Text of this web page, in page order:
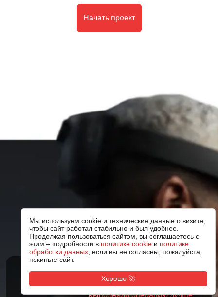
Начать проект
обученных в VR-приложении,
выполнили операцию лучше
Мы используем cookie и технические данные о визите,
чтобы сайт работал стабильно и был удобнее.
Продолжая пользоваться сайтом, вы соглашаетесь с
этим – подробности в политике cookie и политике
обработки данных; если вы не согласны, пожалуйста,
покиньте сайт.
Хорошо 🚀